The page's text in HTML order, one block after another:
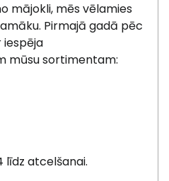
mājokli, mēs vēlamies
Pirmajā gadā pēc
iespēja
mūsu sortimentam:
līdz atcelšanai.